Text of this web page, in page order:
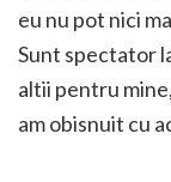
eu nu pot nici
Sunt spectator
altii pentru
am obisnuit cu